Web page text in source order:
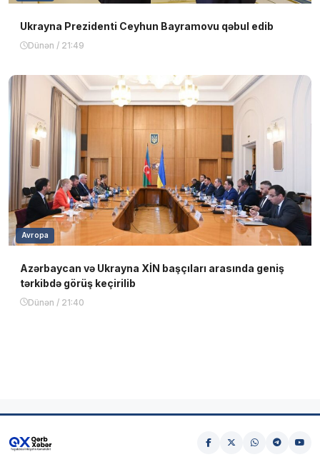
Ukrayna Prezidenti Ceyhun Bayramovu qəbul edib
Dünən / 21:49
Avropa
Azərbaycan və Ukrayna XİN başçıları arasında geniş
tərkibdə görüş keçirilib
Dünən / 21:40